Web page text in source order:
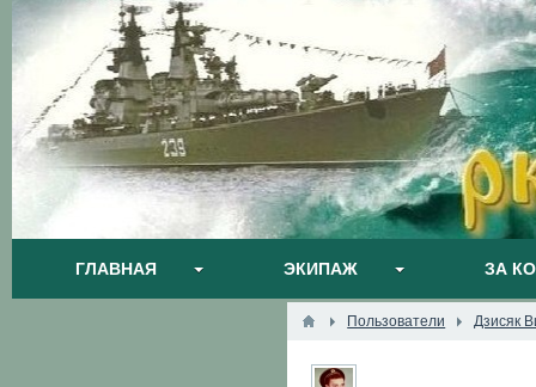
ГЛАВНАЯ ЭКИПАЖ ЗА
Пользователи Дзисяк